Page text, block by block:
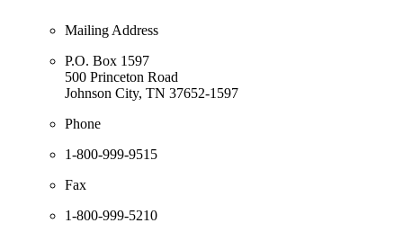
Mailing Address
P.O. Box 1597
500 Princeton Road
Johnson City, TN 37652-1597
Phone
1-800-999-9515
Fax
1-800-999-5210